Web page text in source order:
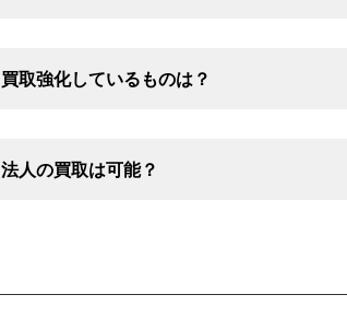
買取強化しているものは？
法人の買取は可能？